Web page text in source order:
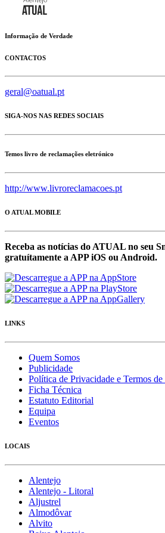
Informação de Verdade
CONTACTOS
geral@oatual.pt
SIGA-NOS NAS REDES SOCIAIS
Temos livro de reclamações eletrónico
http://www.livroreclamacoes.pt
O ATUAL MOBILE
Receba as notícias do ATUAL no seu
gratuítamente a APP iOS ou Android.
LINKS
Quem Somos
Publicidade
Política de Privacidade e Termos
Ficha Técnica
Estatuto Editorial
Equipa
Eventos
LOCAIS
Alentejo
Alentejo - Litoral
Aljustrel
Almodôvar
Alvito